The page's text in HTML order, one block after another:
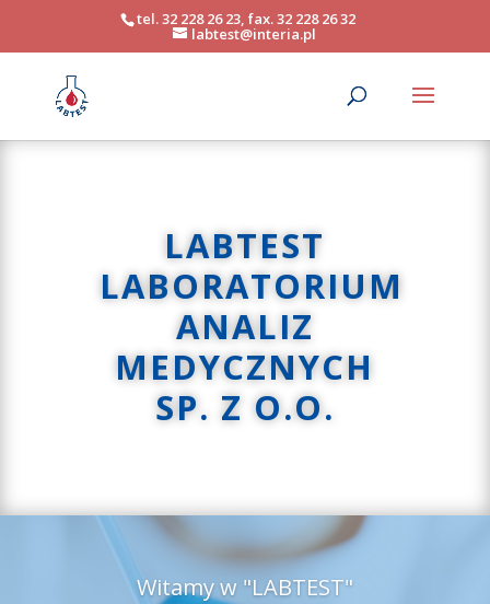
tel. 32 228 26 23, fax. 32 228 26 32
labtest@interia.pl
LABTEST
LABORATORIUM
ANALIZ
MEDYCZNYCH
SP. Z O.O.
Witamy w "LABTEST"